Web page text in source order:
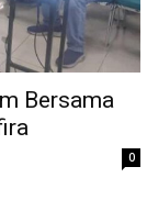
Bersama
0